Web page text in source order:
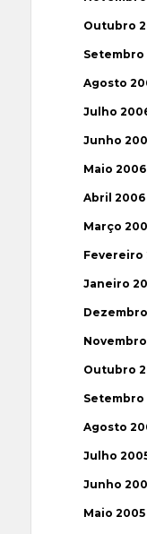
Outubro
Setembro
Agosto
Julho
Junho
Maio 2006
Abril 2006
Março
Fevereiro
Janeiro
Outubro
Setembro
Agosto
Julho
Junho
Maio 2005